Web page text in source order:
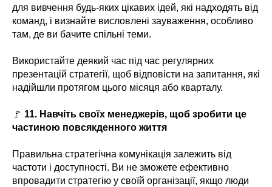
для вивчення будь-яких цікавих ідей, які надходять від
команд, і визнайте висловлені зауваження, особливо
там, де ви бачите спільні теми.
Використайте деякий час під час регулярних
презентацій стратегії, щоб відповісти на запитання, які
надійшли протягом цього місяця або кварталу.
🚩 11. Навчіть своїх менеджерів, щоб зробити це
частиною повсякденного життя
Правильна стратегічна комунікація залежить від
частоти і доступності. Ви не зможете ефективно
впровадити стратегію у своїй організації, якщо люди